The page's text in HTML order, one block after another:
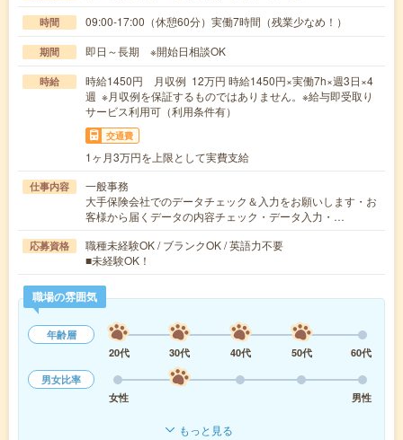
時間 09:00-17:00（休憩60分）実働7時間（残業少なめ！）
期間 即日～長期 ※開始日相談OK
時給
時給1450円 月収例 12万円 時給1450円×実働7h×週3日×4
週 ※月収例を保証するものではありません。※給与即受取り
サービス利用可（利用条件有）
交通費
1ヶ月3万円を上限として実費支給
仕事内容
一般事務
大手保険会社でのデータチェック＆入力をお願いします・お
客様から届くデータの内容チェック・データ入力・…
応募資格
職種未経験OK / ブランクOK / 英語力不要
■未経験OK！
職場の雰囲気
年齢層
20代
30代 40代 50代
60代
男女比率
女性
男性
もっと見る